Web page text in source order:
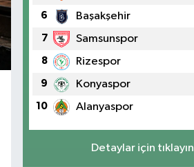
6 Başakşehir
7 Samsunspor
8 Rizespor
9 Konyaspor
10 Alanyaspor
Detaylar için tıklayın